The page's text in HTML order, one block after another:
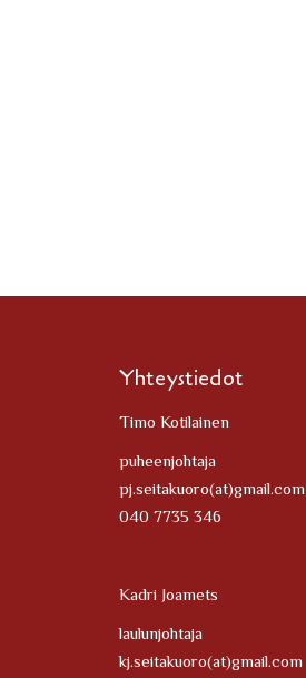
Yhteystiedot
Timo Kotilainen
puheenjohtaja
pj.seitakuoro(at)gmail.com
040 7735 346
Kadri Joamets
laulunjohtaja
kj.seitakuoro(at)gmail.com